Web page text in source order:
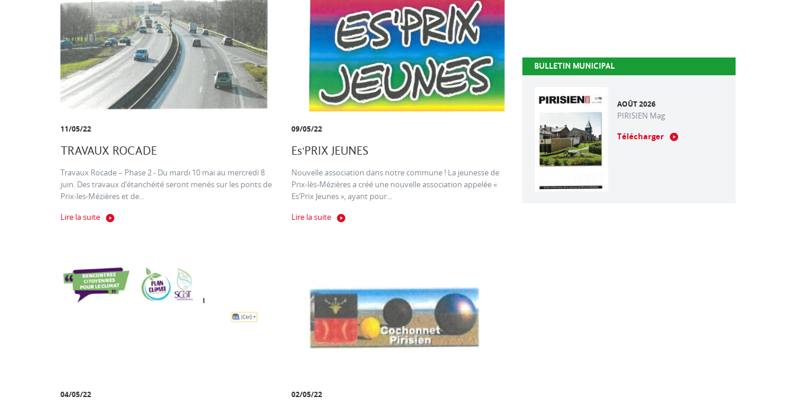
11/05/22
TRAVAUX ROCADE
Travaux Rocade – Phase 2 - Du mardi 10 mai au mercredi 8
juin. Des travaux d’étanchéité seront menés sur les ponts de
Prix-les-Mézières et de...
Lire la suite
09/05/22
Es'PRIX JEUNES
Nouvelle association dans notre commune ! La jeunesse de
Prix-lès-Mézières a créé une nouvelle association appelée «
Es’Prix Jeunes », ayant pour...
Lire la suite
04/05/22 02/05/22
BULLETIN MUNICIPAL
AOÛT 2026
PIRISIEN Mag
Télécharger